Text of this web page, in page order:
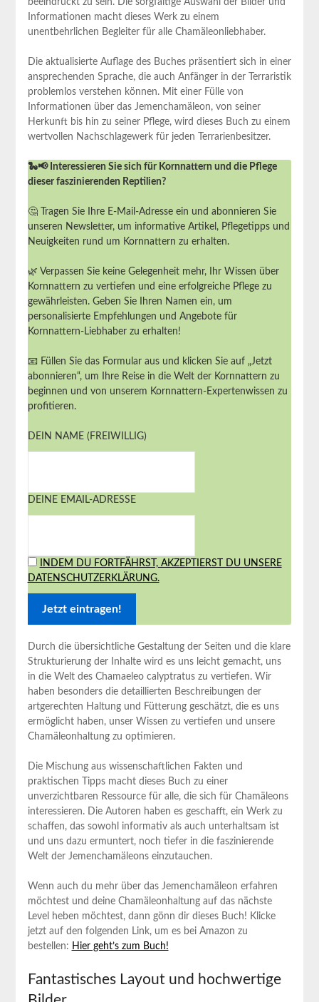
beeindruckt zu sein. Die sorgfältige Auswahl der Bilder und
Informationen macht dieses Werk zu einem
unentbehrlichen Begleiter für alle Chamäleonliebhaber.
Die aktualisierte Auflage des Buches präsentiert sich in einer
ansprechenden Sprache, die auch Anfänger in der Terraristik
problemlos verstehen können. Mit einer Fülle von
Informationen über das Jemenchamäleon, von seiner
Herkunft bis hin zu seiner Pflege, wird dieses Buch zu einem
wertvollen Nachschlagewerk für jeden Terrarienbesitzer.
🐍📢 Interessieren Sie sich für Kornnattern und die Pflege
dieser faszinierenden Reptilien?
🤔 Tragen Sie Ihre E-Mail-Adresse ein und abonnieren Sie
unseren Newsletter, um informative Artikel, Pflegetipps und
Neuigkeiten rund um Kornnattern zu erhalten.
🌿 Verpassen Sie keine Gelegenheit mehr, Ihr Wissen über
Kornnattern zu vertiefen und eine erfolgreiche Pflege zu
gewährleisten. Geben Sie Ihren Namen ein, um
personalisierte Empfehlungen und Angebote für
Kornnattern-Liebhaber zu erhalten!
📧 Füllen Sie das Formular aus und klicken Sie auf „Jetzt
abonnieren“, um Ihre Reise in die Welt der Kornnattern zu
beginnen und von unserem Kornnattern-Expertenwissen zu
profitieren.
DEIN NAME (FREIWILLIG)
DEINE EMAIL-ADRESSE
INDEM DU FORTFÄHRST, AKZEPTIERST DU UNSERE
DATENSCHUTZERKLÄRUNG.
Durch die übersichtliche Gestaltung der Seiten und die klare
Strukturierung der Inhalte wird es uns leicht gemacht, uns
in die Welt des Chamaeleo calyptratus zu vertiefen. Wir
haben besonders die detaillierten Beschreibungen der
artgerechten Haltung und Fütterung geschätzt, die es uns
ermöglicht haben, unser Wissen zu vertiefen und unsere
Chamäleonhaltung zu optimieren.
Die Mischung aus wissenschaftlichen Fakten und
praktischen Tipps macht dieses Buch zu einer
unverzichtbaren Ressource für alle, die sich für Chamäleons
interessieren. Die Autoren haben es geschafft, ein Werk zu
schaffen, das sowohl informativ als auch unterhaltsam ist
und uns dazu ermuntert, noch tiefer in die faszinierende
Welt der Jemenchamäleons einzutauchen.
Wenn auch du mehr über das Jemenchamäleon erfahren
möchtest und deine Chamäleonhaltung auf das nächste
Level heben möchtest, dann gönn dir dieses Buch! Klicke
jetzt auf den folgenden Link, um es bei Amazon zu
bestellen: Hier geht’s zum Buch!
Fantastisches Layout und hochwertige